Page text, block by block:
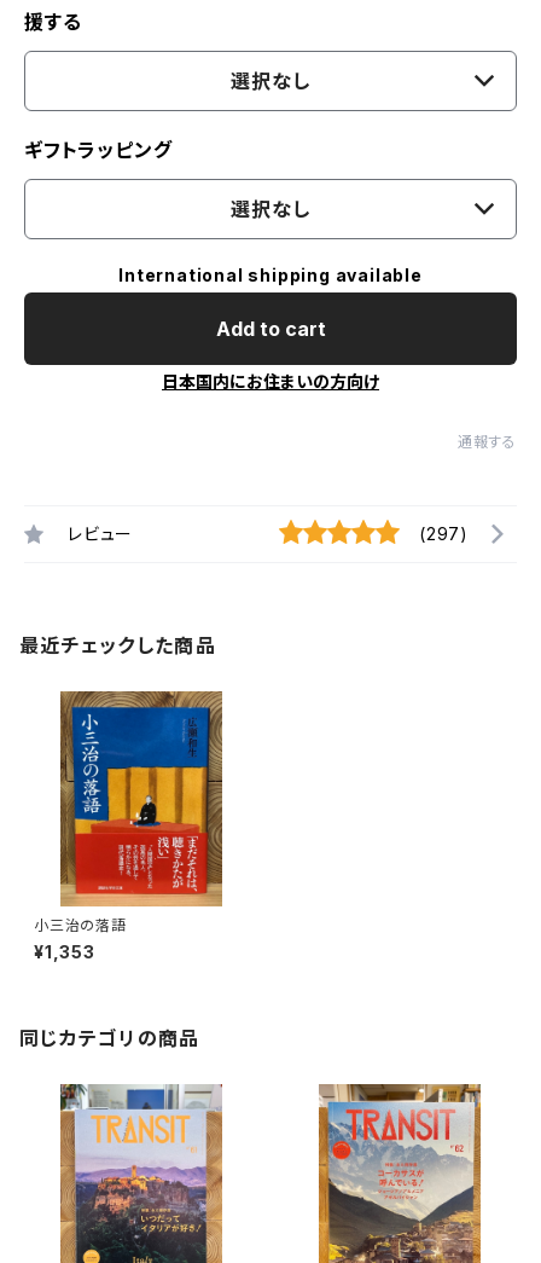
援する
選択なし
ギフトラッピング
選択なし
International shipping available
Add to cart
日本国内にお住まいの方向け
通報する
レビュー (297)
最近チェックした商品
小三治の落語
¥1,353
同じカテゴリの商品